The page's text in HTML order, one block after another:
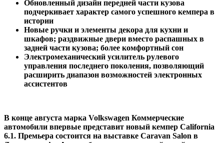
Обновленный дизайн передней части кузова
подчеркивает характер самого успешного кемпера в
истории
Новые ручки и элементы декора для кухни и
шкафов; раздвижные двери вместо распашных в
задней части кузова; более комфортный сон
Электромеханический усилитель рулевого
управления последнего поколения, позволяющий
расширить диапазон возможностей электронных
ассистентов
В конце августа марка Volkswagen Коммерческие
автомобили впервые представит новый кемпер California
6.1. Премьера состоится на выставке Caravan Salon в